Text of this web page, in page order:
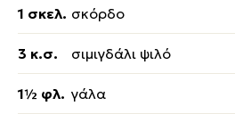
1 σκελ. σκόρδο
3 κ.σ. σιμιγδάλι ψιλό
1½ φλ. γάλα